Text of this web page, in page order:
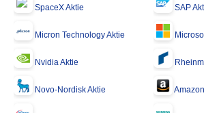
SpaceX Aktie SAP
Micron Technology Aktie
Nvidia Aktie
Novo-Nordisk Aktie